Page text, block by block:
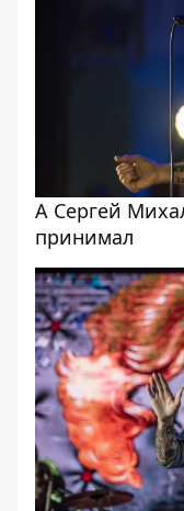
А Сергей
принимал